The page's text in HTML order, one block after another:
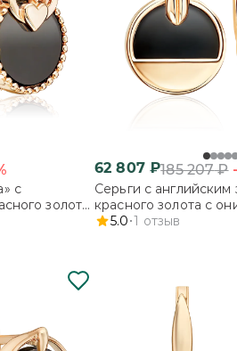
с
золота
62 807₽185 207₽
Серьги с английским
красного золота с
5.0 1 отзыв